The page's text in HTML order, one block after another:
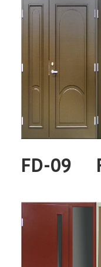
FURNITŪRA
ĮGYVENDINTI
KONTAKTAI
FD-09